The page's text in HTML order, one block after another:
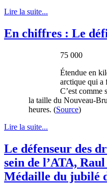
Lire la suite...
En chiffres : Le
75 000
Étendue en
arctique qui a
C’est comme
la taille du Nouveau-
heures. (Source)
Lire la suite...
Le défenseur des
sein de l’ATA,
Médaille du jubilé